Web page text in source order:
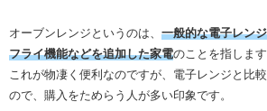
オーブンレンジというのは、 一般的な電子レン
フライ機能などを追加した家電のことを指します
これが物凄く便利なのですが、電子レンジと比
ので、購入をためらう人が多い印象です。